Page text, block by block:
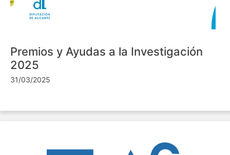
Premios y Ayudas a la Investigación
2025
31/03/2025